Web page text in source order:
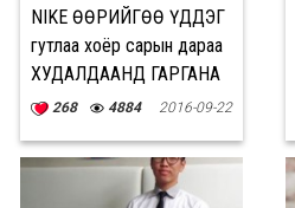
NIKE ӨӨРИЙГӨӨ ҮДДЭГ
гутлаа хоёр сарын дараа
ХУДАЛДААНД ГАРГАНА
268 4884 2016-09-22